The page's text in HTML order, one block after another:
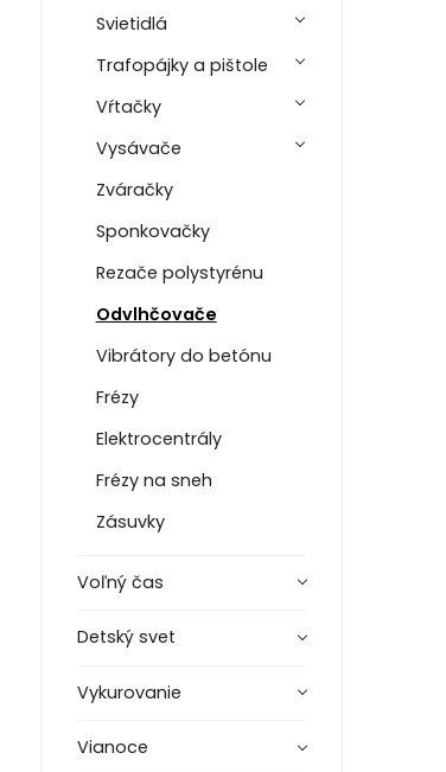
Svietidlá
Trafopájky a pištole
Vŕtačky
Vysávače
Zváračky
Sponkovačky
Rezače polystyrénu
Odvlhčovače
Vibrátory do betónu
Frézy
Elektrocentrály
Frézy na sneh
Zásuvky
Voľný čas
Detský svet
Vykurovanie
Vianoce